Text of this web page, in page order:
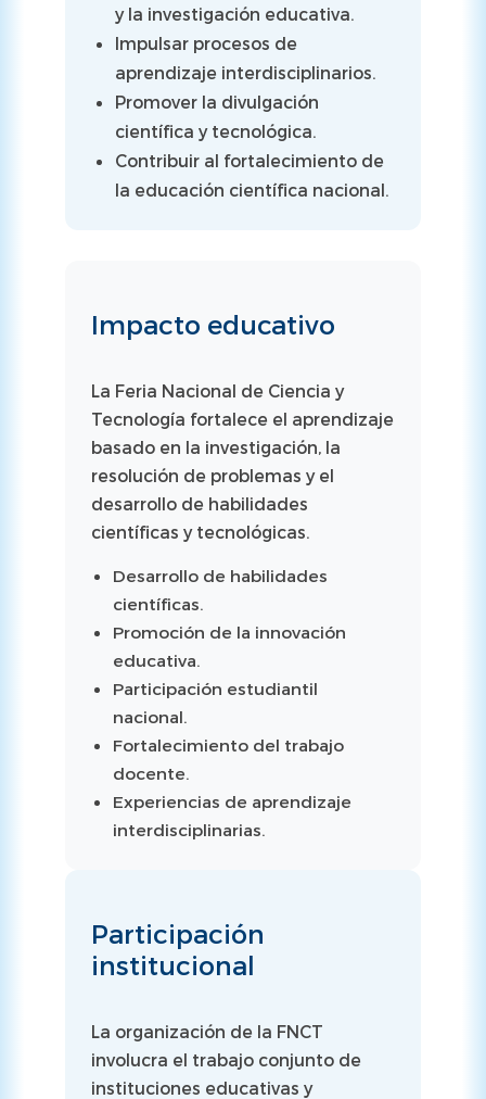
y la investigación educativa.
Impulsar procesos de
aprendizaje interdisciplinarios.
Promover la divulgación
científica y tecnológica.
Contribuir al fortalecimiento de
la educación científica nacional.
Impacto educativo
La Feria Nacional de Ciencia y
Tecnología fortalece el aprendizaje
basado en la investigación, la
resolución de problemas y el
desarrollo de habilidades
científicas y tecnológicas.
Desarrollo de habilidades
científicas.
Promoción de la innovación
educativa.
Participación estudiantil
nacional.
Fortalecimiento del trabajo
docente.
Experiencias de aprendizaje
interdisciplinarias.
Participación
institucional
La organización de la FNCT
involucra el trabajo conjunto de
instituciones educativas y